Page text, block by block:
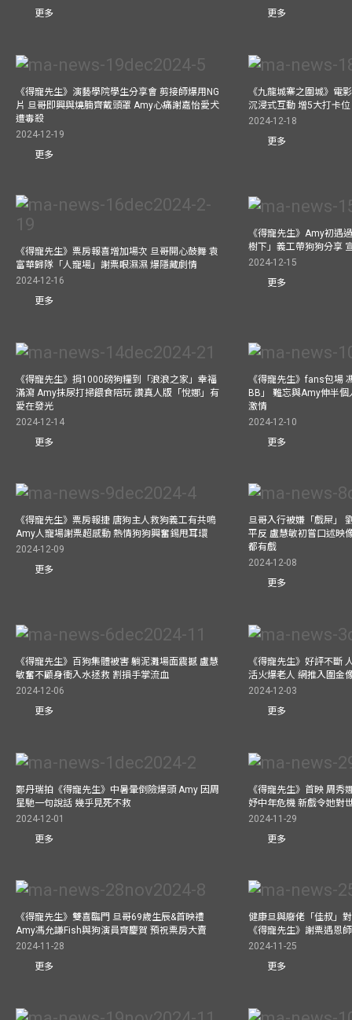
更多
更多
《得寵先生》演藝學院學生分享會 剪接師爆用NG
片 旦哥即興與燒腩齊戴頭罩 Amy心痛謝嘉怡愛犬
遭毒殺
2024-12-19
更多
《九龍城寨之圍城》電
沉浸式互動 增5大打卡
2024-12-18
更多
《得寵先生》票房報喜增加場次 旦哥開心鼓舞 袁
富華歸隊「人寵場」謝票眼濕濕 爆隱藏劇情
2024-12-16
更多
《得寵先生》Amy初遇
樹下」義工帶狗狗分享
2024-12-15
更多
《得寵先生》捐1000磅狗糧到「浪浪之家」幸福
滿瀉 Amy抹尿打掃餵食陪玩 讚真人版「悅娜」有
愛在發光
2024-12-14
更多
《得寵先生》fans包場
BB」 難忘與Amy伸半
激情
2024-12-10
更多
《得寵先生》票房報捷 唐狗主人救狗義工有共鳴
Amy人寵場謝票超感動 熱情狗狗興奮錫甩耳環
2024-12-09
更多
旦哥入行被嫌「戲屎」
平反 盧慧敏初嘗口述映
都有戲
2024-12-08
更多
《得寵先生》百狗集體被害 躺泥灘場面震撼 盧慧
敏奮不顧身衝入水拯救 割損手掌流血
2024-12-06
更多
《得寵先生》好評不斷
活火爆老人 網推入圍金
2024-12-03
更多
鄭丹瑞拍《得寵先生》中暑暈倒險爆頭 Amy 因周
星馳一句說話 幾乎見死不救
2024-12-01
更多
《得寵先生》首映 周秀
妤中年危機 新戲令她對
2024-11-29
更多
《得寵先生》雙喜臨門 旦哥69歲生辰&首映禮
Amy馮允謙Fish與狗演員齊慶賀 預祝票房大賣
2024-11-28
更多
健康旦與廢佬「佳叔」
《得寵先生》謝票遇恩
2024-11-25
更多